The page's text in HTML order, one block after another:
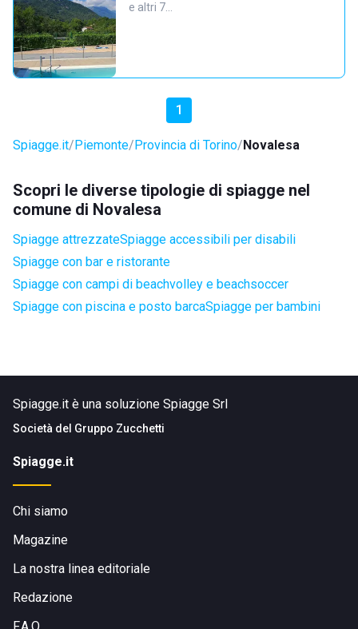
e altri 7…
1
Spiagge.it Piemonte Provincia di Torino Novalesa
Scopri le diverse tipologie di spiagge nel
comune di Novalesa
Spiagge attrezzateSpiagge accessibili per disabili
Spiagge con bar e ristorante
Spiagge con campi di beachvolley e beachsoccer
Spiagge con piscina e posto barcaSpiagge per bambini
Spiagge.it è una soluzione Spiagge Srl
Società del Gruppo Zucchetti
Spiagge.it
Chi siamo
Magazine
La nostra linea editoriale
Redazione